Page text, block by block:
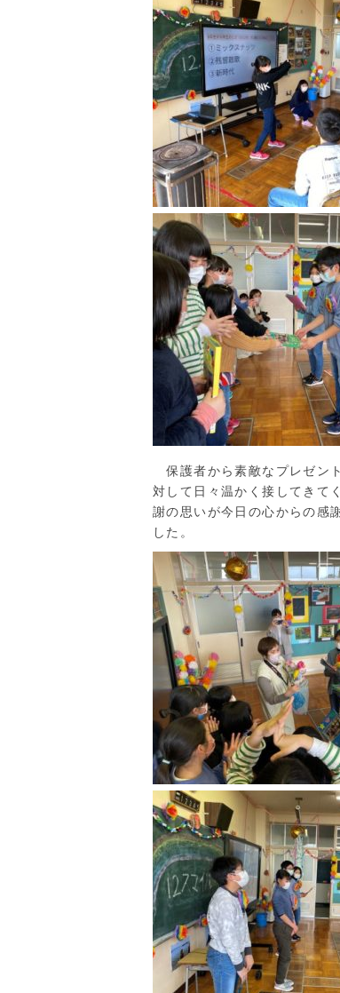
保護者から素敵なプレゼン
対して日々温かく接してきて
謝の思いが今日の心からの感
した。